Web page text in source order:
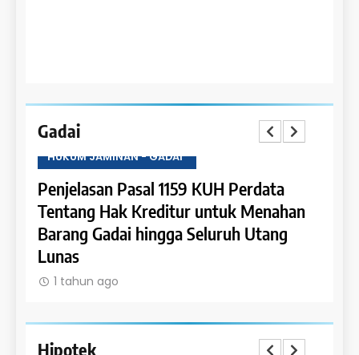
Gadai
HUKUM JAMINAN - GADAI
Penjelasan Pasal 1159 KUH Perdata
Tentang Hak Kreditur untuk Menahan
Barang Gadai hingga Seluruh Utang
Lunas
1 tahun ago
Hipotek